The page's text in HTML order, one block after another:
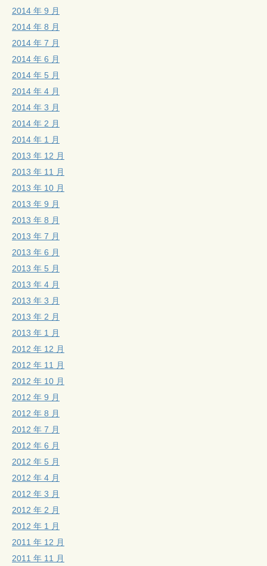
2014 年 9 月
2014 年 8 月
2014 年 7 月
2014 年 6 月
2014 年 5 月
2014 年 4 月
2014 年 3 月
2014 年 2 月
2014 年 1 月
2013 年 12 月
2013 年 11 月
2013 年 10 月
2013 年 9 月
2013 年 8 月
2013 年 7 月
2013 年 6 月
2013 年 5 月
2013 年 4 月
2013 年 3 月
2013 年 2 月
2013 年 1 月
2012 年 12 月
2012 年 11 月
2012 年 10 月
2012 年 9 月
2012 年 8 月
2012 年 7 月
2012 年 6 月
2012 年 5 月
2012 年 4 月
2012 年 3 月
2012 年 2 月
2012 年 1 月
2011 年 12 月
2011 年 11 月